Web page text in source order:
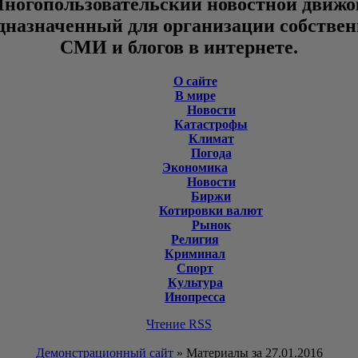
для организации
СМИ и блогов в интернете.
О сайте
В мире
Новости
Катастрофы
Климат
Погода
Экономика
Новости
Биржи
Котировки валют
Рынок
Религия
Криминал
Спорт
Культура
Инопресса
Чтение RSS
Демонстрационный сайт» Материалы за 27.01.2016